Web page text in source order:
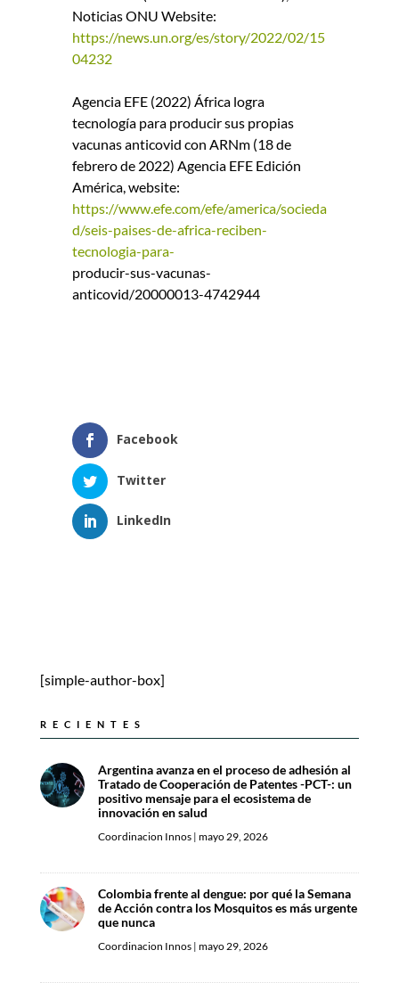
Noticias ONU Website:
https://news.un.org/es/story/2022/02/15
04232
Agencia EFE (2022) África logra
tecnología para producir sus propias
vacunas anticovid con ARNm (18 de
febrero de 2022) Agencia EFE Edición
América, website:
https://www.efe.com/efe/america/socieda
d/seis-paises-de-africa-reciben-
tecnologia-para-
producir-sus-vacunas-
anticovid/20000013-4742944
Facebook
Twitter
LinkedIn
[simple-author-box]
RECIENTES
Argentina avanza en el proceso de adhesión al
Tratado de Cooperación de Patentes -PCT-: un
positivo mensaje para el ecosistema de
innovación en salud
Coordinacion Innos| mayo 29, 2026
Colombia frente al dengue: por qué la Semana
de Acción contra los Mosquitos es más urgente
que nunca
Coordinacion Innos| mayo 29, 2026